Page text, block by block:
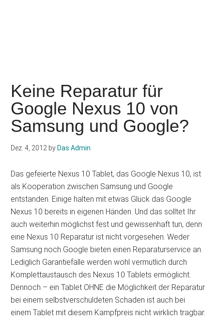
Keine Reparatur für
Google Nexus 10 von
Samsung und Google?
Dez. 4, 2012 by Das Admin
Das gefeierte Nexus 10 Tablet, das Google Nexus 10, ist
als Kooperation zwischen Samsung und Google
entstanden. Einige halten mit etwas Glück das Google
Nexus 10 bereits in eigenen Händen. Und das solltet Ihr
auch weiterhin möglichst fest und gewissenhaft tun, denn
eine Nexus 10 Reparatur ist nicht vorgesehen. Weder
Samsung noch Google bieten einen Reparaturservice an.
Lediglich Garantiefälle werden wohl vermutlich durch
Komplettaustausch des Nexus 10 Tablets ermöglicht.
Dennoch – ein Tablet OHNE die Möglichkeit der Reparatur
bei einem selbstverschuldeten Schaden ist auch bei
einem Tablet mit diesem Kampfpreis nicht wirklich tragbar.